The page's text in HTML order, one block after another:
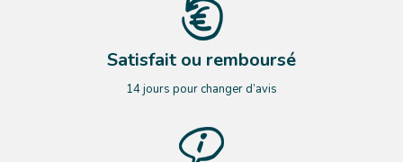
Satisfait ou remboursé
14 jours pour changer d’avis